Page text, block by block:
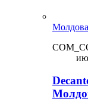
Молдова